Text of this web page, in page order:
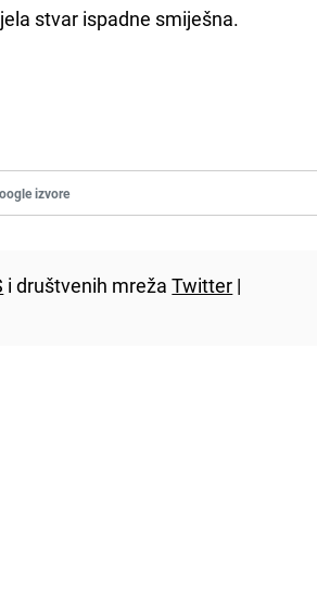
stvar ispadne smiješna.
izvore
i društvenih mrežaTwitter |